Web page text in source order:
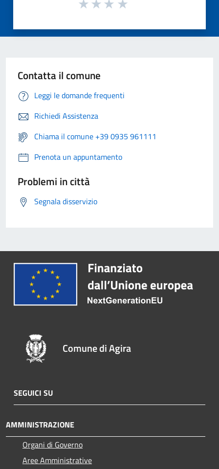
Contatta il comune
Leggi le domande frequenti
Richiedi Assistenza
Chiama il comune +39 0935 961111
Prenota un appuntamento
Problemi in città
Segnala disservizio
Comune di Agira
SEGUICI SU
AMMINISTRAZIONE
Organi di Governo
Aree Amministrative